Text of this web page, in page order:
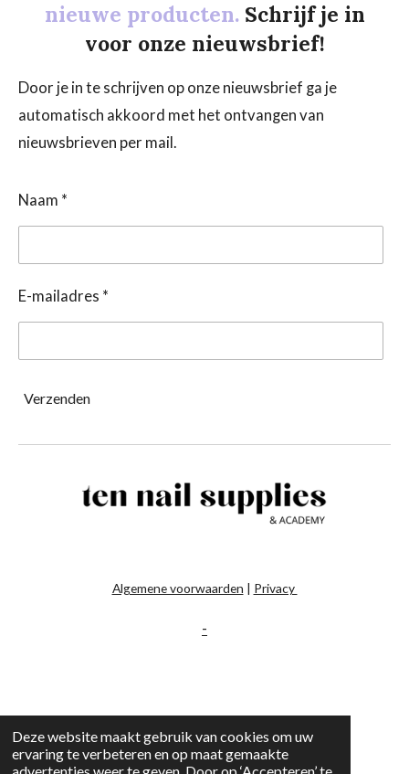
Deze website maakt gebruik van cookies om uw
ervaring te verbeteren en op maat gemaakte
nieuwe producten. Schrijf je in
voor onze nieuwsbrief!
Door je in te schrijven op onze nieuwsbrief ga je
automatisch akkoord met het ontvangen van
nieuwsbrieven per mail.
Naam *
E-mailadres *
Verzenden
Algemene voorwaarden | Privacy
-